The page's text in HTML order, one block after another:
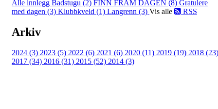
Alle innlegg Badstugu (2) FINN FRAM DAGEN (8) Gratulere
med dagen (3) Klubbkveld (1) Langrenn (3) Vis alle RSS
Arkiv
2024 (3) 2023 (5) 2022 (6) 2021 (6) 2020 (11) 2019 (19) 2018 (23)
2017 (34) 2016 (31) 2015 (52) 2014 (3)